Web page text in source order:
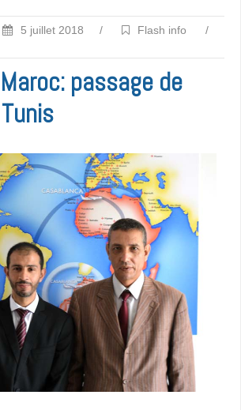
5 juillet 2018 / Flash info
/
passage de